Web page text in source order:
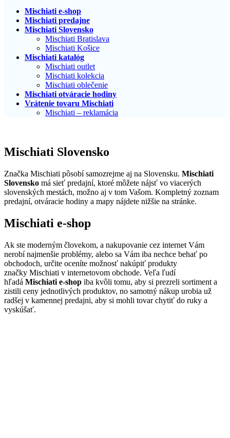
Mischiati e-shop
Mischiati predajne
Mischiati Slovensko
Mischiati Bratislava
Mischiati Košice
Mischiati katalóg
Mischiati outlet
Mischiati kolekcia
Mischiati oblečenie
Mischiati otváracie hodiny
Vrátenie tovaru Mischiati
Mischiati – reklamácia
Mischiati Slovensko
Značka Mischiati pôsobí samozrejme aj na Slovensku. Mischiati
Slovensko má sieť predajní, ktoré môžete nájsť vo viacerých
slovenských mestách, možno aj v tom Vašom. Kompletný zoznam
predajní, otváracie hodiny a mapy nájdete nižšie na stránke.
Mischiati e-shop
Ak ste moderným človekom, a nakupovanie cez internet Vám
nerobí najmenšie problémy, alebo sa Vám iba nechce behať po
obchodoch, určite oceníte možnosť nakúpiť produkty
značky Mischiati v internetovom obchode. Veľa ľudí
hľadá Mischiati e-shop iba kvôli tomu, aby si prezreli sortiment a
zistili ceny jednotlivých produktov, no samotný nákup urobia už
radšej v kamennej predajni, aby si mohli tovar chytiť do ruky a
vyskúšať.